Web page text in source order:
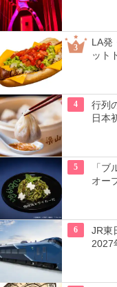
3
LA発
ット
4
行列
日本
5
「
オー
6
JR東
2027